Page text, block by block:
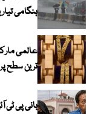
ہنگامی
ترین سطح
بانی پی ٹی